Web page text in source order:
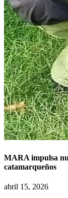
MARA impulsa
catamarqueños
abril 15, 2026